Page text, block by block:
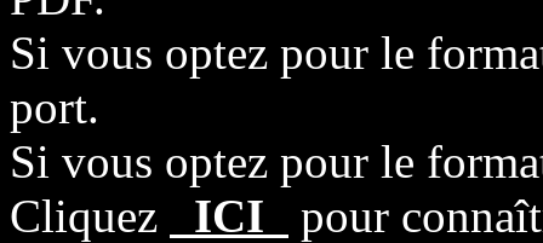
Si vous optez pour le
port.
Si vous optez pour le
Cliquez
ICI
pour